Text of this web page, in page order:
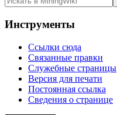
Инструменты
Ссылки сюда
Связанные правки
Служебные страницы
Версия для печати
Постоянная ссылка
Сведения о странице